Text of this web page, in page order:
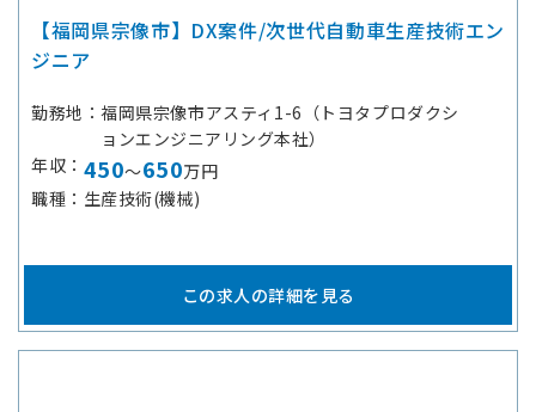
【福岡県宗像市】DX案件/次世代自動車生産技術エン
ジニア
勤務地
福岡県宗像市アスティ1-6（トヨタプロダクシ
ョンエンジニアリング本社）
年収
450～650万円
職種
生産技術(機械)
この求人の詳細を見る